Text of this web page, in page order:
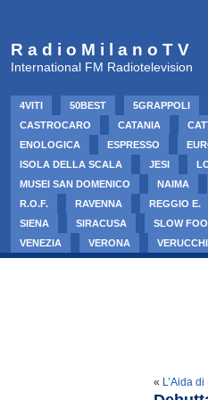
R a d i o M i l a n o T V
International FM Radiotelevision
4VITI 50BEST 5GRAPPOLI
CASTROCARO
CATANIA
ENOLOGICA
ESPRESSO
ISOLA DELLA SCALA
JESI
MUSEI SAN DOMENICO
NAIMA
R.O.F.
RAVENNA REGGIO E.
SIENA
SIRACUSA SLOW
VENEZIA
VERONA
« L’Aida